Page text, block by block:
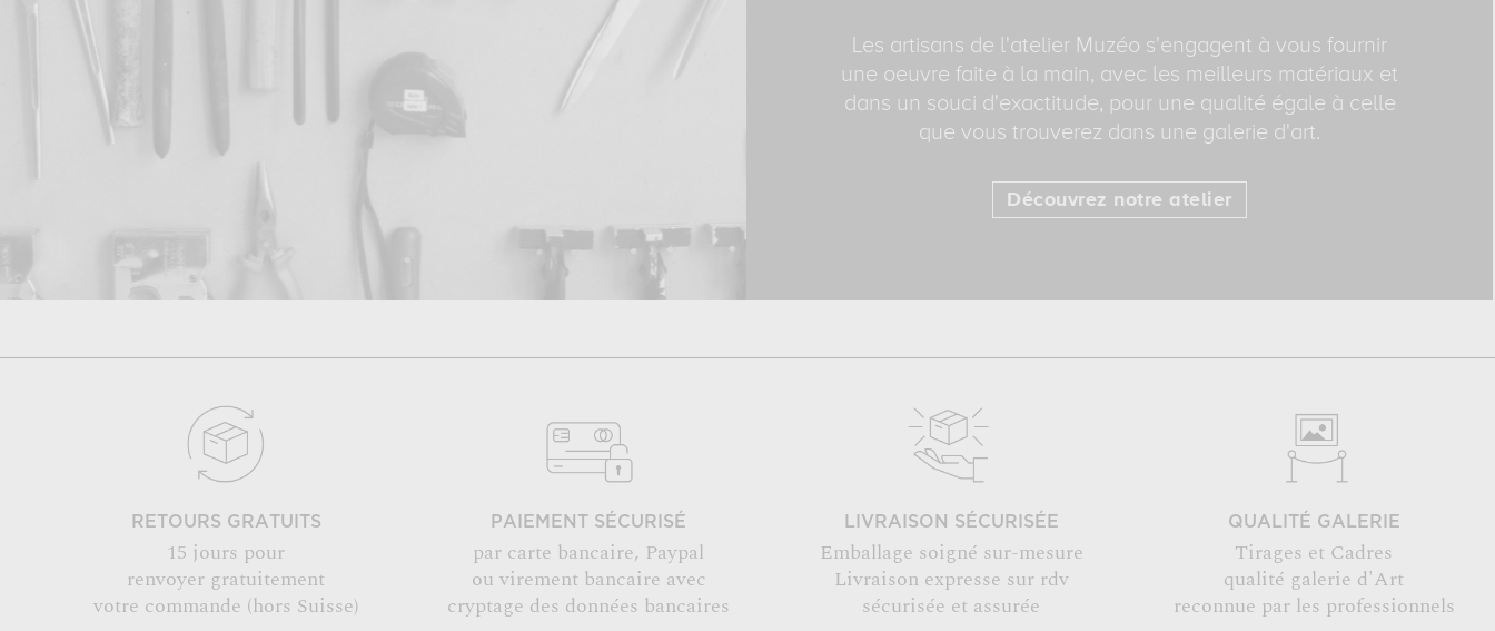
Les artisans de l'atelier Muzéo s'engagent à vous fournir
une oeuvre faite à la main, avec les meilleurs matériaux et
dans un souci d'exactitude, pour une qualité égale à celle
que vous trouverez dans une galerie d'art.
Découvrez notre atelier
RETOURS GRATUITS
15 jours pour
renvoyer gratuitement
votre commande (hors Suisse)
PAIEMENT SÉCURISÉ
par carte bancaire, Paypal
ou virement bancaire avec
cryptage des données bancaires
LIVRAISON SÉCURISÉE
Emballage soigné sur-mesure
Livraison expresse sur rdv
sécurisée et assurée
QUALITÉ GALERIE
Tirages et Cadres
qualité galerie d'Art
reconnue par les professionnels